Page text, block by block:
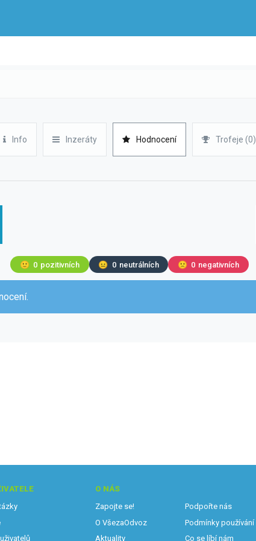
Info Inzeráty Hodnocení Trofeje (0)
🙂 0 pozitivních 😐 0 neutrálních 🙁 0 negativních
O NÁS
Zapojte se!
O VšezaOdvoz
Aktuality
Podpořte nás
Podmínky používání
Co se líbí nám